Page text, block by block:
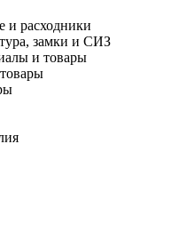
и расходники
замки и СИЗ
и товары